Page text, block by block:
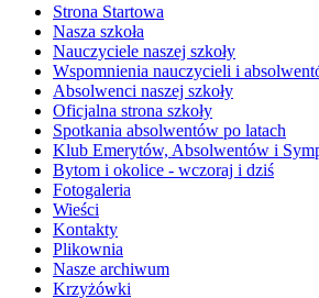
Strona Startowa
Nasza szkoła
Nauczyciele naszej szkoły
Wspomnienia nauczycieli i
Absolwenci naszej szkoły
Oficjalna strona szkoły
Spotkania absolwentów po latach
Klub Emerytów, Absolwentów i
Bytom i okolice - wczoraj i dziś
Fotogaleria
Wieści
Kontakty
Plikownia
Nasze archiwum
Krzyżówki